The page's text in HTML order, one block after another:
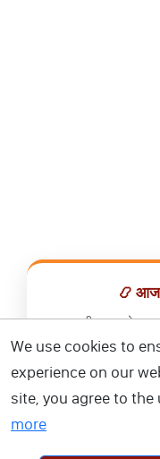
📿 आज
सभी व्रत,
📅
We use cookies to
experience on our
site, you agree to
more